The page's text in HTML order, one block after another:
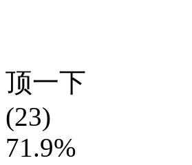
顶一下
(23)
71.9%